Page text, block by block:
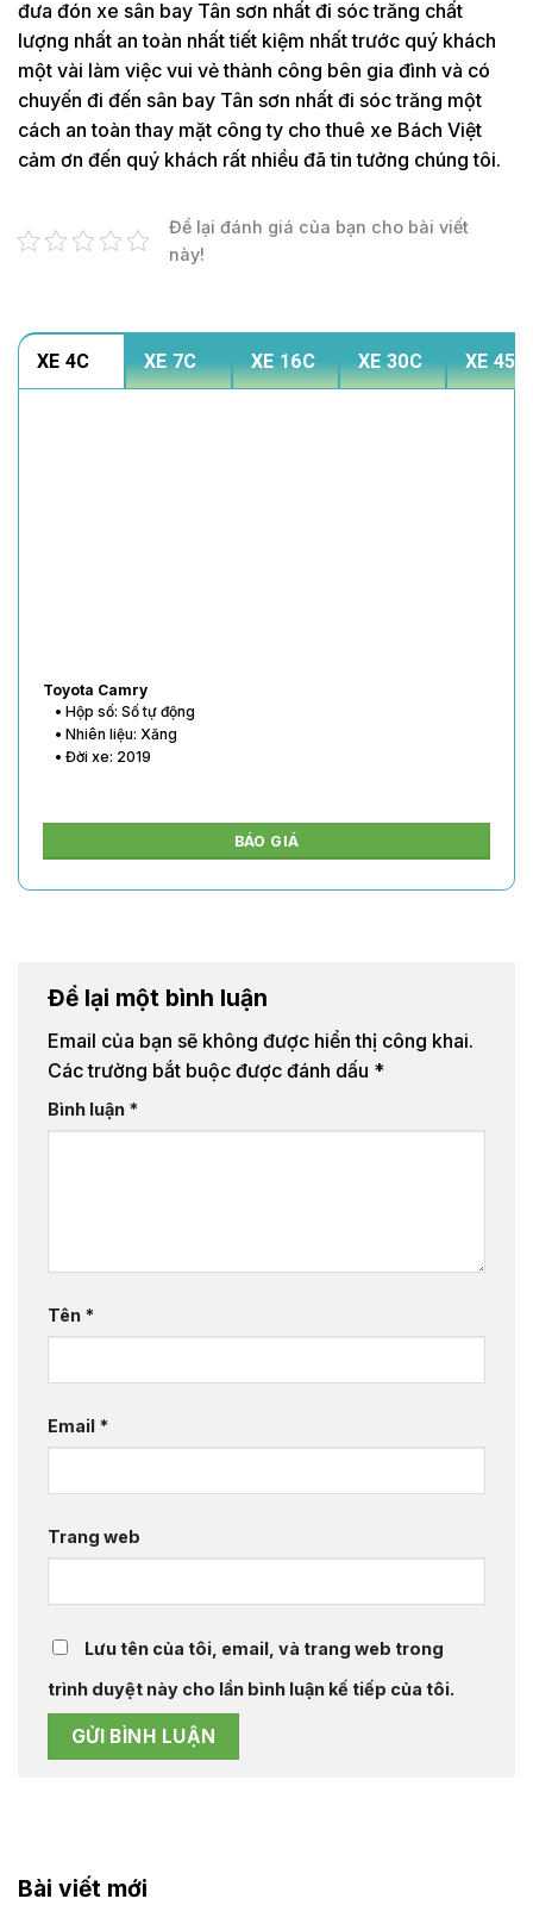
đưa đón xe sân bay Tân sơn nhất đi sóc trăng chất
lượng nhất an toàn nhất tiết kiệm nhất trước quý khách
một vài làm việc vui vẻ thành công bên gia đình và có
chuyến đi đến sân bay Tân sơn nhất đi sóc trăng một
cách an toàn thay mặt công ty cho thuê xe Bách Việt
cảm ơn đến quý khách rất nhiều đã tin tưởng chúng tôi.
Để lại đánh giá của bạn cho bài viết
này!
XE 4C XE 7C XE 16C XE 30C XE 45C
Toyota Vios
• Hộp số: Số tự động
• Nhiên liệu: Xăng
• Đời xe: 2020
BÁO GIÁ
Để lại một bình luận
Email của bạn sẽ không được hiển thị công khai.
Các trường bắt buộc được đánh dấu *
Bình luận *
Tên *
Email *
Trang web
Lưu tên của tôi, email, và trang web trong
trình duyệt này cho lần bình luận kế tiếp của tôi.
Bài viết mới